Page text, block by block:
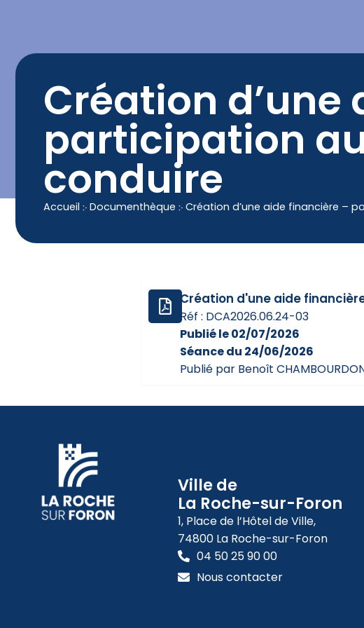
Création
participation
conduire
Accueil ჻ Documenthèque ჻ Création d’une aide financière –
Création d'une aide
Réf : DCA2026.06.24-03
Publié le 02/07/2026
Séance du 24/06/2026
Publié par Benoît
Ville de
La Roche-sur-Foron
1, Place de l’Hôtel de Ville,
74800 La Roche-sur-Foron
04 50 25 90 00
Nous contacter